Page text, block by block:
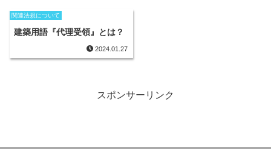
関連法規について
建築用語『代理受領』とは？
2024.01.27
スポンサーリンク